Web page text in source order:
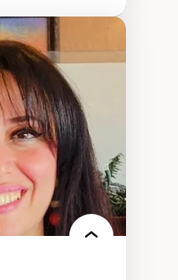
et adoption des
innovantes
du nouveau
en milieu
pour la formation